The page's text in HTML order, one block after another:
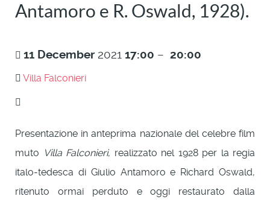
Antamoro e R. Oswald, 1928).
11 December 2021 17:00 – 20:00
Villa Falconieri
Presentazione in anteprima nazionale del celebre film
muto Villa Falconieri, realizzato nel 1928 per la regia
italo-tedesca di Giulio Antamoro e Richard Oswald,
ritenuto ormai perduto e oggi restaurato dalla